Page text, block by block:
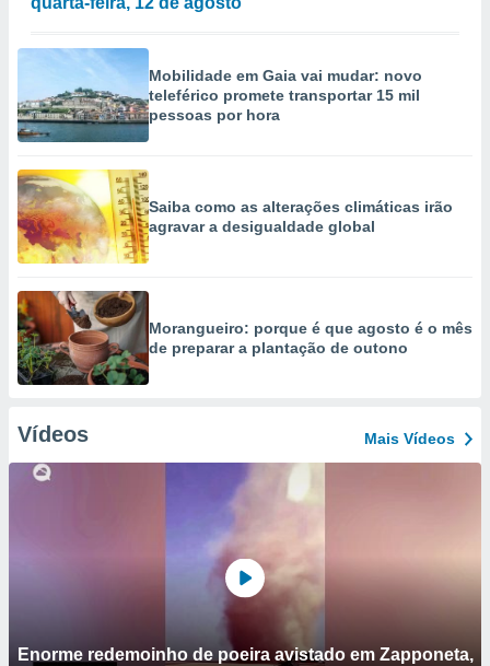
Mobilidade em Gaia vai mudar: novo
teleférico promete transportar 15 mil
pessoas por hora
Saiba como as alterações climáticas irão
agravar a desigualdade global
Morangueiro: porque é que agosto é o mês
de preparar a plantação de outono
Vídeos Mais Vídeos
Enorme redemoinho de poeira avistado em Zapponeta,